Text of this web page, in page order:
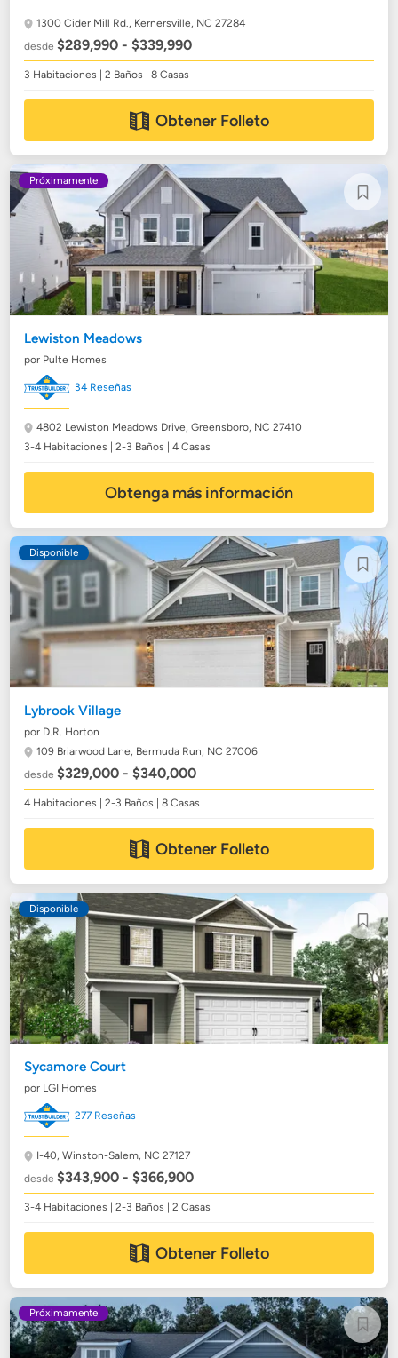
1300 Cider Mill Rd., Kernersville, NC 27284
desde$289,990 - $339,990
3 Habitaciones | 2 Baños | 8 Casas
Obtener Folleto
Próximamente
Lewiston Meadows
por Pulte Homes
34 Reseñas
4802 Lewiston Meadows Drive,Greensboro, NC 27410
3-4 Habitaciones | 2-3 Baños | 4 Casas
Obtenga más información
Disponible
Lybrook Village
por D.R. Horton
109 Briarwood Lane, Bermuda Run, NC 27006
desde$329,000 - $340,000
4 Habitaciones | 2-3 Baños | 8 Casas
Obtener Folleto
Disponible
Sycamore Court
por LGI Homes
277 Reseñas
I-40,Winston-Salem, NC 27127
desde$343,900 - $366,900
3-4 Habitaciones | 2-3 Baños | 2 Casas
Obtener Folleto
Próximamente